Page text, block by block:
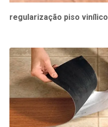
regularização piso vinílico